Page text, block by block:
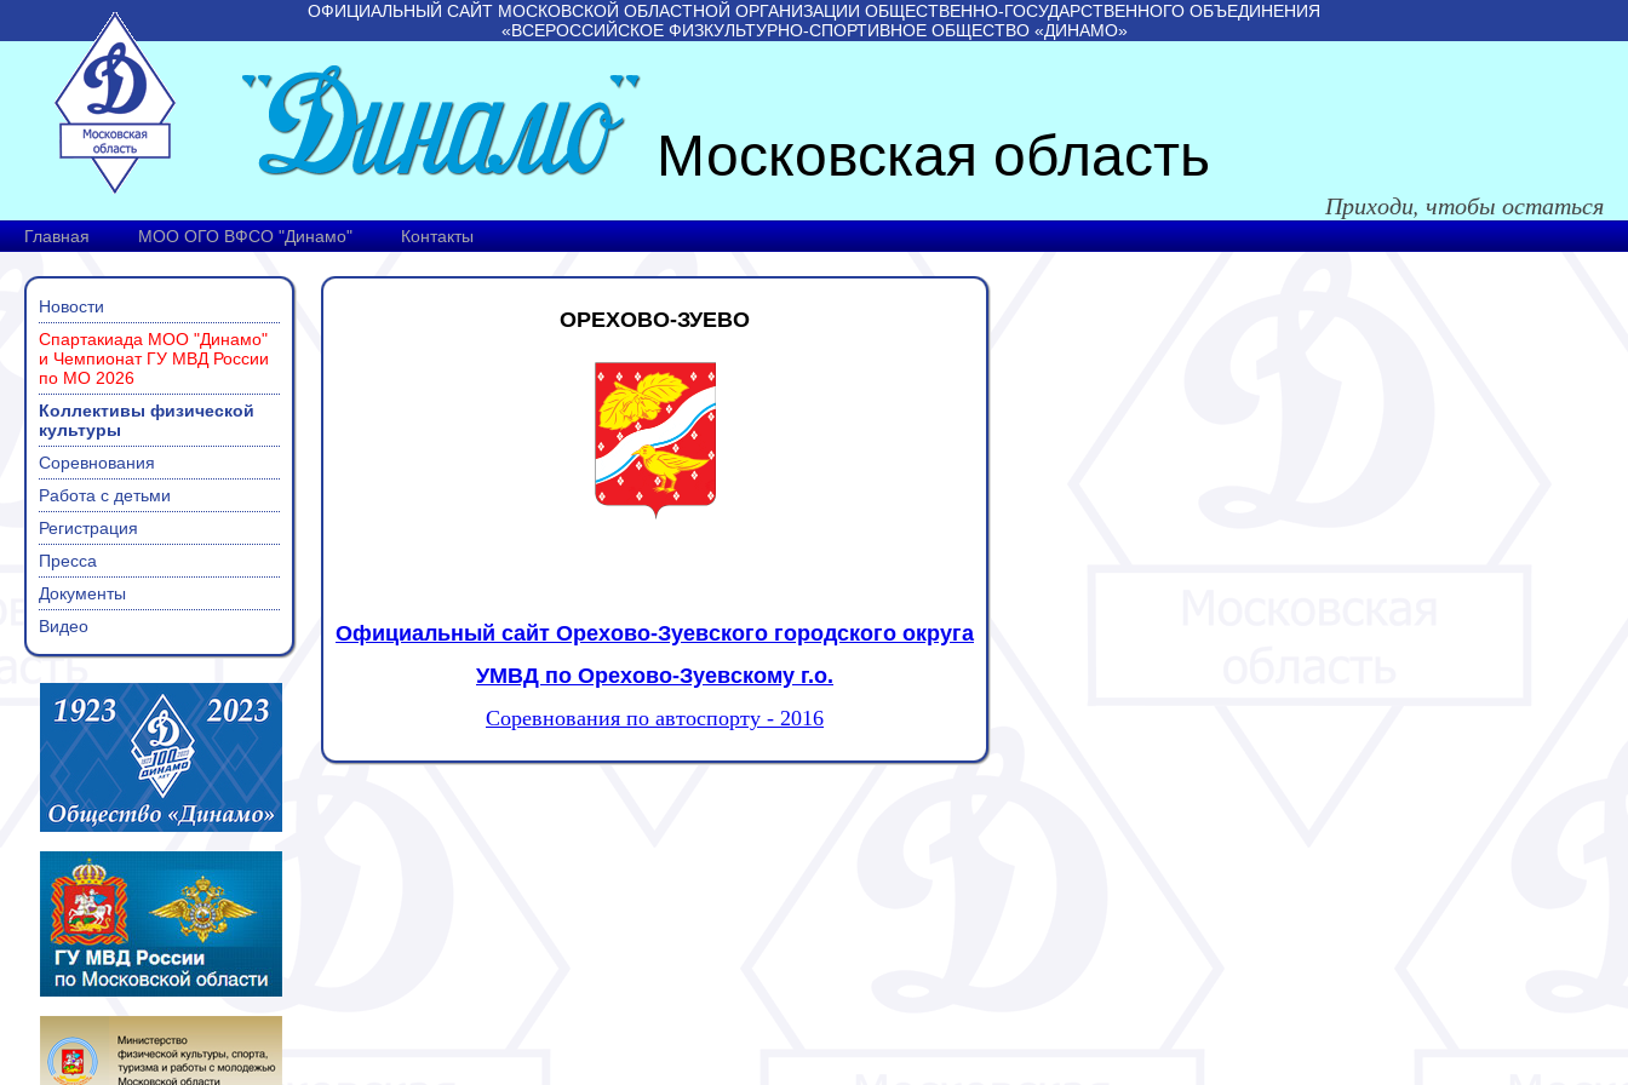
ОФИЦИАЛЬНЫЙ САЙТ МОСКОВСКОЙ ОБЛАСТНОЙ ОРГАНИЗАЦИИ ОБЩЕСТВЕННО-ГОСУДАРСТВЕННОГО ОБЪЕДИНЕНИЯ
«ВСЕРОССИЙСКОЕ ФИЗКУЛЬТУРНО-СПОРТИВНОЕ ОБЩЕСТВО «ДИНАМО»
Московская область
Приходи, чтобы остаться
Главная МОО ОГО ВФСО "Динамо" Контакты
Новости
Спартакиада МОО "Динамо"
и Чемпионат ГУ МВД России
по МО 2026
Коллективы физической
культуры
Соревнования
Работа с детьми
Регистрация
Пресса
Документы
Видео
ОРЕХОВО-ЗУЕВО
Официальный сайт Орехово-Зуевского городского округа
УМВД по Орехово-Зуевскому г.о.
Соревнования по автоспорту - 2016